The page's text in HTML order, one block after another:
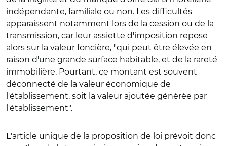
indépendante, familiale ou non. Les difficultés
apparaissent notamment lors de la cession ou de la
transmission, car leur assiette d'imposition repose
alors sur la valeur foncière, "qui peut être élevée en
raison d'une grande surface habitable, et de la rareté
immobilière. Pourtant, ce montant est souvent
déconnecté de la valeur économique de
l'établissement, soit la valeur ajoutée générée par
l'établissement".
L'article unique de la proposition de loi prévoit donc